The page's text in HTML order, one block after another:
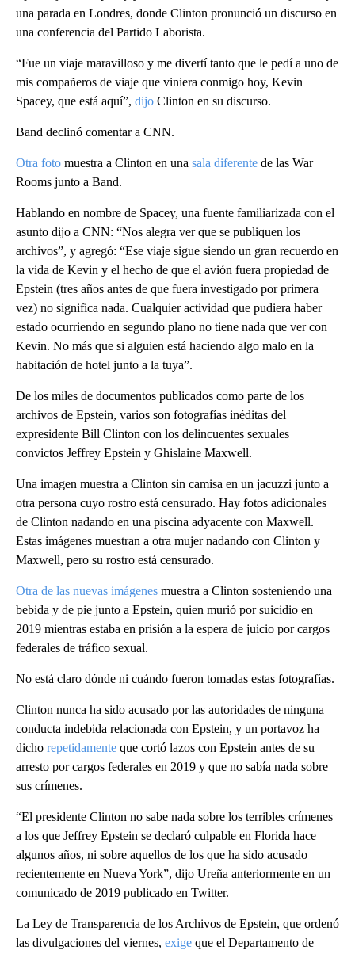
una parada en Londres, donde Clinton pronunció un discurso en
una conferencia del Partido Laborista.
“Fue un viaje maravilloso y me divertí tanto que le pedí a uno de
mis compañeros de viaje que viniera conmigo hoy, Kevin
Spacey, que está aquí”, dijo Clinton en su discurso.
Band declinó comentar a CNN.
Otra foto muestra a Clinton en una sala diferente de las War
Rooms junto a Band.
Hablando en nombre de Spacey, una fuente familiarizada con el
asunto dijo a CNN: “Nos alegra ver que se publiquen los
archivos”, y agregó: “Ese viaje sigue siendo un gran recuerdo en
la vida de Kevin y el hecho de que el avión fuera propiedad de
Epstein (tres años antes de que fuera investigado por primera
vez) no significa nada. Cualquier actividad que pudiera haber
estado ocurriendo en segundo plano no tiene nada que ver con
Kevin. No más que si alguien está haciendo algo malo en la
habitación de hotel junto a la tuya”.
De los miles de documentos publicados como parte de los
archivos de Epstein, varios son fotografías inéditas del
expresidente Bill Clinton con los delincuentes sexuales
convictos Jeffrey Epstein y Ghislaine Maxwell.
Una imagen muestra a Clinton sin camisa en un jacuzzi junto a
otra persona cuyo rostro está censurado. Hay fotos adicionales
de Clinton nadando en una piscina adyacente con Maxwell.
Estas imágenes muestran a otra mujer nadando con Clinton y
Maxwell, pero su rostro está censurado.
Otra de las nuevas imágenes muestra a Clinton sosteniendo una
bebida y de pie junto a Epstein, quien murió por suicidio en
2019 mientras estaba en prisión a la espera de juicio por cargos
federales de tráfico sexual.
No está claro dónde ni cuándo fueron tomadas estas fotografías.
Clinton nunca ha sido acusado por las autoridades de ninguna
conducta indebida relacionada con Epstein, y un portavoz ha
dicho repetidamente que cortó lazos con Epstein antes de su
arresto por cargos federales en 2019 y que no sabía nada sobre
sus crímenes.
“El presidente Clinton no sabe nada sobre los terribles crímenes
a los que Jeffrey Epstein se declaró culpable en Florida hace
algunos años, ni sobre aquellos de los que ha sido acusado
recientemente en Nueva York”, dijo Ureña anteriormente en un
comunicado de 2019 publicado en Twitter.
La Ley de Transparencia de los Archivos de Epstein, que ordenó
las divulgaciones del viernes, exige que el Departamento de